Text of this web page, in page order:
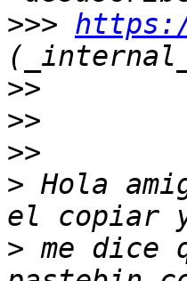
>>>
>>
>>
>>
> Hola
> me dice